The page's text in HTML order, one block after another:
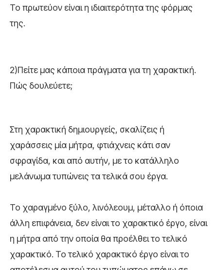
Το πρωτεύον είναι η ιδιαιτερότητα της φόρμας
της.
2)Πείτε μας κάποια πράγματα για τη χαρακτική.
Πώς δουλεύετε;
Στη χαρακτική δημιουργείς, σκαλίζεις ή
χαράσσεις μία μήτρα, φτιάχνεις κάτι σαν
σφραγίδα, και από αυτήν, με το κατάλληλο
μελάνωμα τυπώνεις τα τελικά σου έργα.
Το χαραγμένο ξύλο, λινόλεουμ, μέταλλο ή όποια
άλλη επιφάνεια, δεν είναι το χαρακτικό έργο, είναι
η μήτρα από την οποία θα προέλθει το τελικό
χαρακτικό. Το τελικό χαρακτικό έργο είναι το